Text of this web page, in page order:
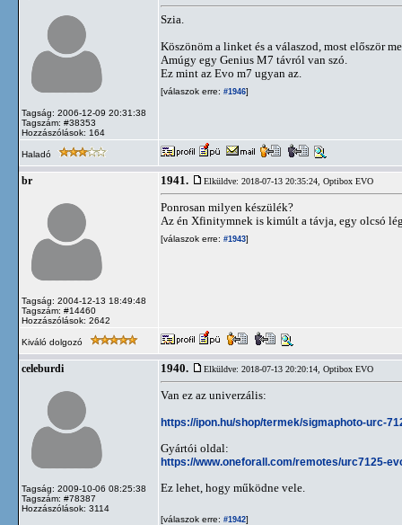
Tagság: 2006-12-09 20:31:38
Tagszám: #38353
Hozzászólások: 164
Szia.
Köszönöm a linket és a válaszod, most először
Amúgy egy Genius M7 távról van szó.
Ez mint az Evo m7 ugyan az.
[válaszok erre: #1946]
Haladó
br
Tagság: 2004-12-13 18:49:48
Tagszám: #14460
Hozzászólások: 2642
1941. Elküldve: 2018-07-13 20:35:24, Optibox EVO
Ponrosan milyen készülék?
Az én Xfinitymnek is kimúlt a távja, egy olcsó
[válaszok erre: #1943]
Kiváló dolgozó
celeburdi
Tagság: 2009-10-06 08:25:38
Tagszám: #78387
Hozzászólások: 3114
1940. Elküldve: 2018-07-13 20:20:14, Optibox EVO
Van ez az univerzális:
https://ipon.hu/shop/termek/sigmaphoto-urc-
Gyártói oldal:
https://www.oneforall.com/remotes/urc7125-
Ez lehet, hogy működne vele.
[válaszok erre: #1942]